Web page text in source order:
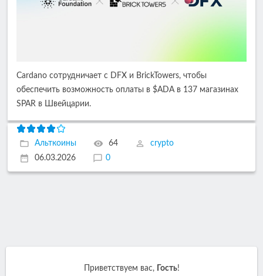
Cardano сотрудничает с DFX и BrickTowers, чтобы
обеспечить возможность оплаты в $ADA в 137 магазинах
SPAR в Швейцарии.
Альткоины 64
crypto
06.03.2026
0
Приветствуем вас, Гость!